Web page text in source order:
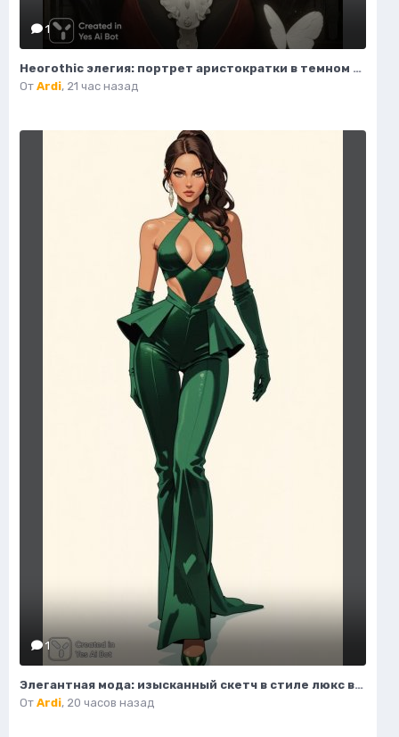
1
Неогothic элегия: портрет аристократки в темном величии библиотеки. Картинка из нейронной сети Миджорни
От Ardi, 21 час назад
1
Элегантная мода: изысканный скетч в стиле люкс высокой верности. Картинка из нейронной сети Flux
От Ardi, 20 часов назад